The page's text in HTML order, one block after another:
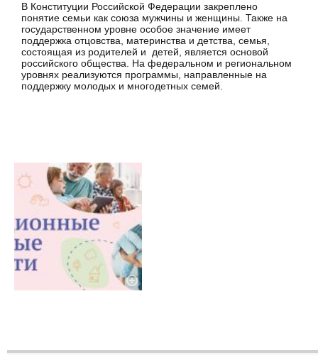
В Конституции Российской Федерации закреплено
понятие семьи как союза мужчины и женщины. Также на
государственном уровне особое значение имеет
поддержка отцовства, материнства и детства, семья,
состоящая из родителей и детей, является основой
российского общества. На федеральном и региональном
уровнях реализуются программы, направленные на
поддержку молодых и многодетных семей.